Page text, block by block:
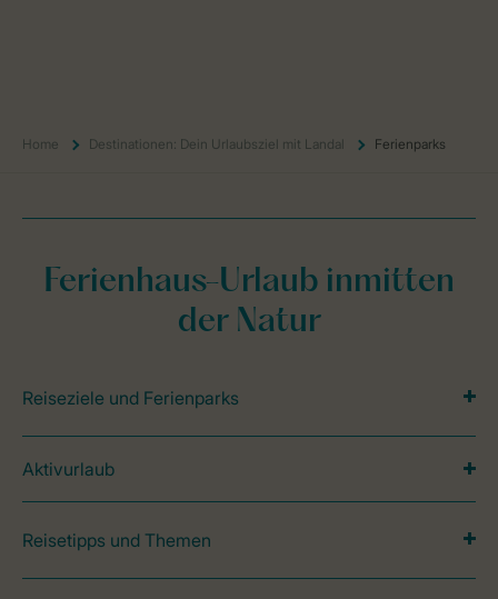
Home Destinationen: Dein Urlaubsziel mit Landal Ferienparks
Ferienhaus-Urlaub inmitten
der Natur
Reiseziele und Ferienparks
Aktivurlaub
Reisetipps und Themen